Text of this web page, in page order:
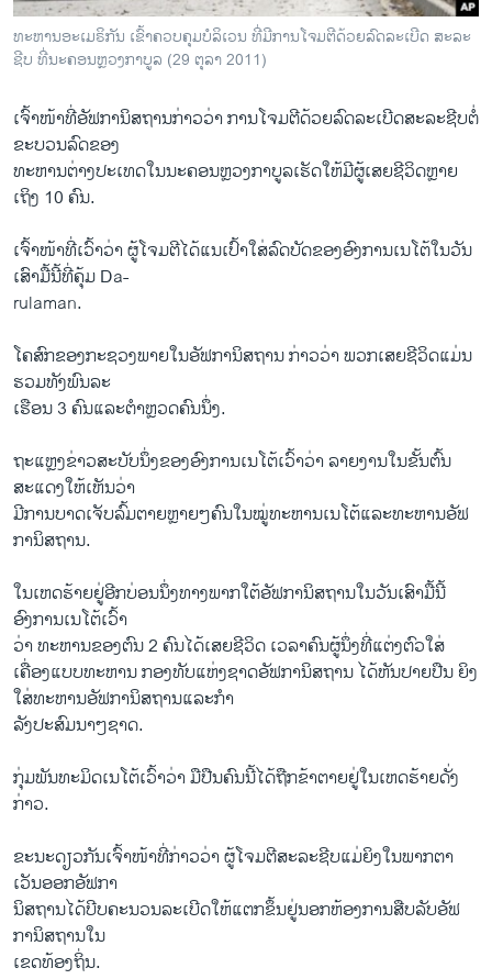
ວີດີໂອ
ສຽງ
ລາຍງານ
ຕິດຕາມພວກເຮົາ ທີ່
ທະຫານອະເມຣິກັນ ເຂົ້າຄວບຄຸມບໍລິເວນ ທີ່ມີການໂຈມຕີດ້ວຍລົດລະເບີດ ສະລະ
ຊີບ ທີ່ນະຄອນຫຼວງກາບູລ (29 ຕຸລາ 2011)
ເຈົ້າໜ້າທີ່ອັຟການິສຖານກ່າວວ່າ ການໂຈມຕີດ້ວຍລົດລະເບີດສະລະຊີບຕໍ່
ຂະບວນລົດຂອງ
ທະຫານຕ່າງປະເທດໃນນະຄອນຫຼວງກາບູລເຮັດໃຫ້ມີຜູ້ເສຍຊີວິດຫຼາຍ
ເຖິງ 10 ຄົນ.
ເຈົ້າໜ້າທີ່ເວົ້າວ່າ ຜູ້ໂຈມຕີໄດ້ແນເປົ້າໃສ່ລົດບັດຂອງອົງການເນໂຕ້ໃນວັນ
ເສົາມື້ນີ້ທີ່ຄຸ້ມ Da-
rulaman.
ໂຄສົກຂອງກະຊວງພາຍໃນອັຟການິສຖານ ກ່າວວ່າ ພວກເສຍຊີວິດແມ່ນ
ຮວມທັງພົນລະ
ເຮືອນ 3 ຄົນແລະຕຳຫຼວດຄົນນຶ່ງ.
ຖະແຫຼງຂ່າວສະບັບນຶ່ງຂອງອົງການເນໂຕ້ເວົ້າວ່າ ລາຍງານໃນຂັ້ນຕົ້ນ
ສະແດງໃຫ້ເຫັນວ່າ
ມີການບາດເຈັບລົ້ມຕາຍຫຼາຍໆຄົນໃນໝູ່ທະຫານເນໂຕ້ແລະທະຫານອັຟ
ການິສຖານ.
ໃນເຫດຮ້າຍຢູ່ອີກບ່ອນນຶ່ງທາງພາກໃຕ້ອັຟການິສຖານໃນວັນເສົາມື້ນີ້
ອົງການເນໂຕ້ເວົ້າ
ວ່າ ທະຫານຂອງຕົນ 2 ຄົນໄດ້ເສຍຊີວິດ ເວລາຄົນຜູ້ນຶ່ງທີ່ແຕ່ງຕົວໃສ່
ເຄື່ອງແບບທະຫານ ກອງທັບແຫ່ງຊາດອັຟການິສຖານ ໄດ້ຫັນປາຍປືນ ຍິງ
ໃສ່ທະຫານອັຟການິສຖານແລະກຳ
ລັງປະສົມນາໆຊາດ.
ກຸ່ມພັນທະມິດເນໂຕ້ເວົ້າວ່າ ມືປືນຄົນນີ້ໄດ້ຖືກຂ້າຕາຍຢູ່ໃນເຫດຮ້າຍດັ່ງ
ກ່າວ.
ຂະນະດຽວກັນເຈົ້າໜ້າທີ່ກ່າວວ່າ ຜູ້ໂຈມຕີສະລະຊີບແມ່ຍິງໃນພາກຕາ
ເວັນອອກອັຟກາ
ນິສຖານໄດ້ບີບຄະນວນລະເບີດໃຫ້ແຕກຂຶ້ນຢູ່ນອກຫ້ອງການສືບລັບອັຟ
ການິສຖານໃນ
ເຂດທ້ອງຖິ່ນ.